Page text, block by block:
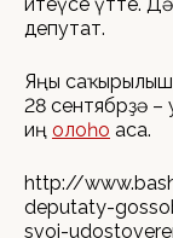
депутат.
Яңы
28 сентябрҙә –
иң олоһо аса.
http://
deputaty-
svoi-